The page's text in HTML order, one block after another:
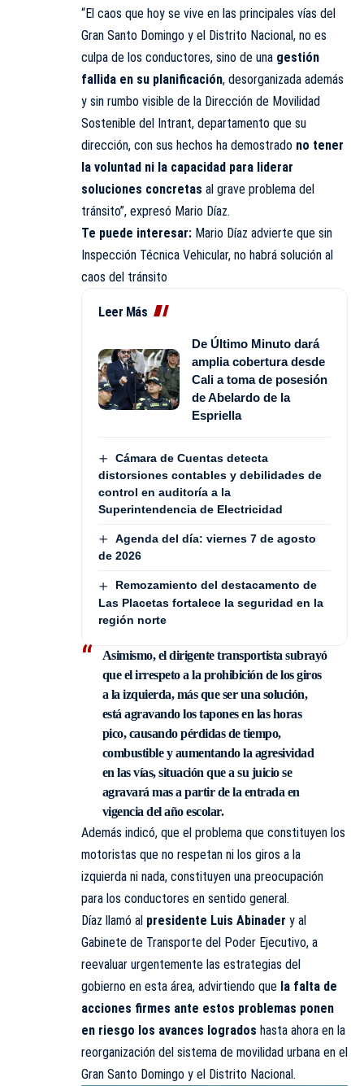
“El caos que hoy se vive en las principales vías del
Gran Santo Domingo y el Distrito Nacional, no es
culpa de los conductores, sino de una gestión
fallida en su planificación, desorganizada además
y sin rumbo visible de la Dirección de Movilidad
Sostenible del Intrant, departamento que su
dirección, con sus hechos ha demostrado no tener
la voluntad ni la capacidad para liderar
soluciones concretas al grave problema del
tránsito”, expresó Mario Díaz.
Te puede interesar: Mario Díaz advierte que sin
Inspección Técnica Vehicular, no habrá solución al
caos del tránsito
Leer Más
De Último Minuto dará
amplia cobertura desde
Cali a toma de posesión
de Abelardo de la
Espriella
Cámara de Cuentas detecta
distorsiones contables y debilidades de
control en auditoría a la
Superintendencia de Electricidad
Agenda del día: viernes 7 de agosto
de 2026
Remozamiento del destacamento de
Las Placetas fortalece la seguridad en la
región norte
Asimismo, el dirigente transportista subrayó
queel irrespeto a la prohibición de los giros
a la izquierda,más que ser una solución,
está agravando los tapones en las horas
pico, causando pérdidas de tiempo,
combustible y aumentando la agresividad
en las vías, situación que a su juicio se
agravará mas a partir de la entrada en
vigencia del año escolar.
Además indicó, que el problema que constituyen los
motoristas que no respetan ni los giros a la
izquierda ni nada, constituyen una preocupación
para los conductores en sentido general.
Díaz llamó al presidente Luis Abinader y al
Gabinete de Transporte del Poder Ejecutivo, a
reevaluar urgentemente las estrategias del
gobierno en esta área, advirtiendo que la falta de
acciones firmes ante estos problemas ponen
en riesgo los avances logrados hasta ahora en la
reorganización del sistema de movilidad urbana en el
Gran Santo Domingo y el Distrito Nacional.